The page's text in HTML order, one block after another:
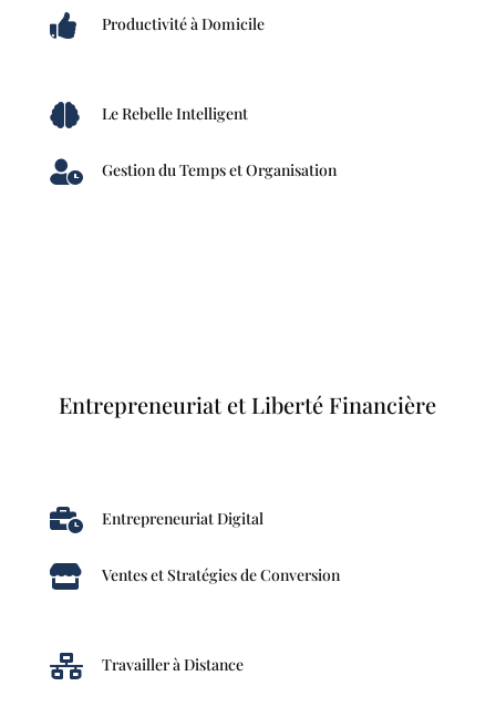
 Productivité à Domicile
 Le Rebelle Intelligent
 Gestion du Temps et Organisation
Entrepreneuriat et Liberté Financière
 Entrepreneuriat Digital
 Ventes et Stratégies de Conversion
 Travailler à Distance